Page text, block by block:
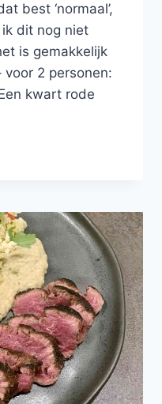
best ‘normaal’,
dit nog niet
is gemakkelijk
voor 2 personen:
kwart rode